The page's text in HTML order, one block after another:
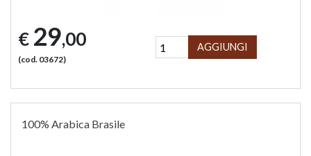
€ 29,00
(cod. 03672)
AGGIUNGI
100% Arabica Brasile